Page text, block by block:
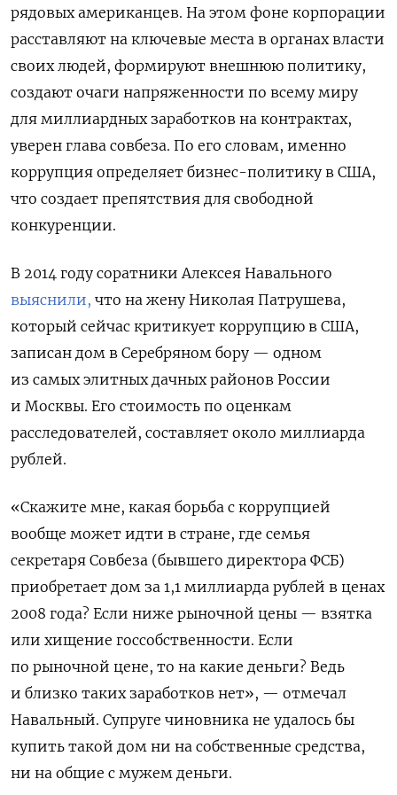
рядовых американцев. На этом фоне корпорации
расставляют на ключевые места в органах власти
своих людей, формируют внешнюю политику,
создают очаги напряженности по всему миру
для миллиардных заработков на контрактах,
уверен глава совбеза. По его словам, именно
коррупция определяет бизнес-политику в США,
что создает препятствия для свободной
конкуренции.
В 2014 году соратники Алексея Навального
выяснили, что на жену Николая Патрушева,
который сейчас критикует коррупцию в США,
записан дом в Серебряном бору — одном
из самыхэлитных дачных районов России
и Москвы. Его стоимость по оценкам
расследователей, составляет около миллиарда
рублей.
«Скажите мне, какая борьба с коррупцией
вообще может идти в стране, где семья
секретаря Совбеза (бывшего директора ФСБ)
приобретает дом за 1,1 миллиарда рублей в ценах
2008 года? Если ниже рыночной цены — взятка
или хищение госсобственности. Если
по рыночной цене, то на какие деньги? Ведь
и близко таких заработков нет», — отмечал
Навальный. Супруге чиновника не удалось бы
купить такой дом ни на собственные средства,
ни на общие с мужем деньги.